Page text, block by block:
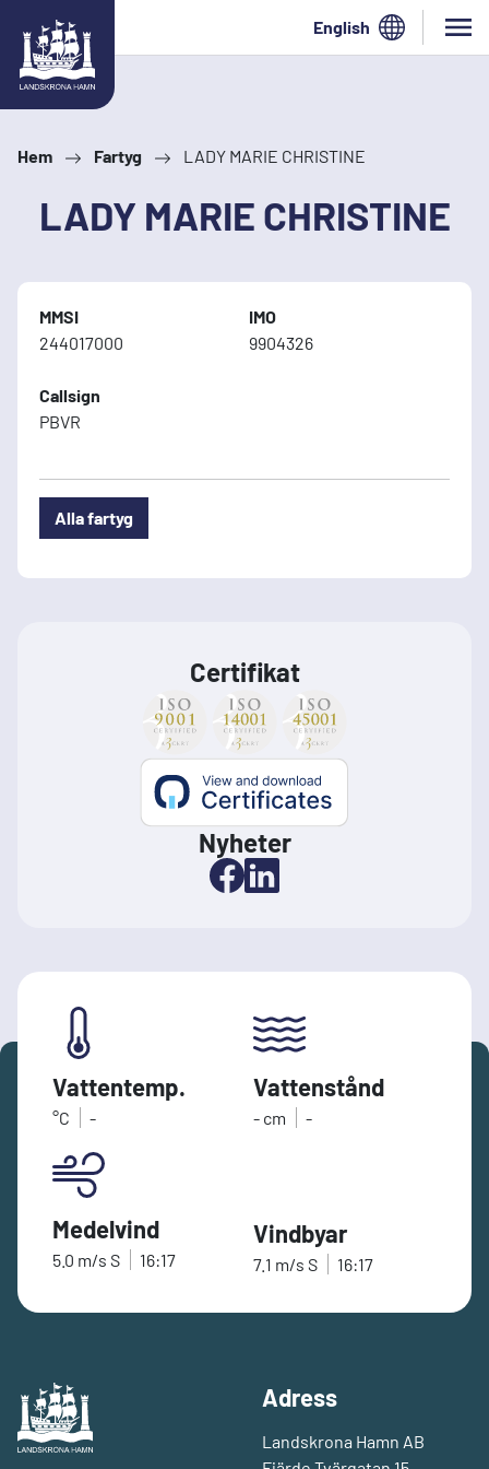
English
Hem Fartyg LADY MARIE CHRISTINE
LADY MARIE CHRISTINE
MMSI
244017000
IMO
9904326
Callsign
PBVR
Alla fartyg
Certifikat
Nyheter
Vattentemp.
°C -
Vattenstånd
- cm -
Medelvind
5.0 m/s S 16:17
Vindbyar
7.1 m/s S 16:17
Adress
Landskrona Hamn AB